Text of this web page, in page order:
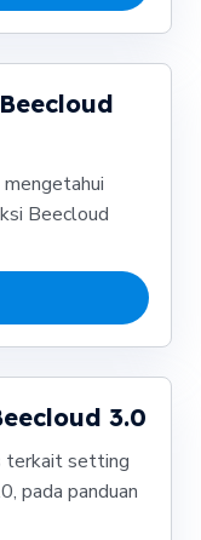
Beecloud
3.0
terkait setting
pada panduan